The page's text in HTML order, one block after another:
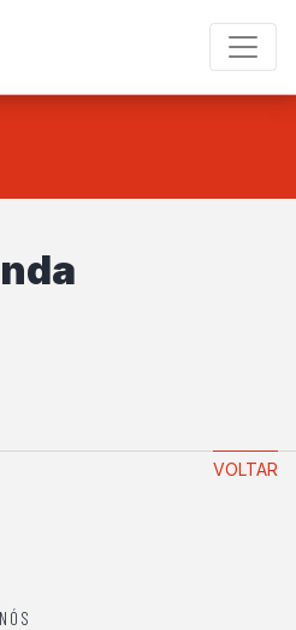
VOLTAR